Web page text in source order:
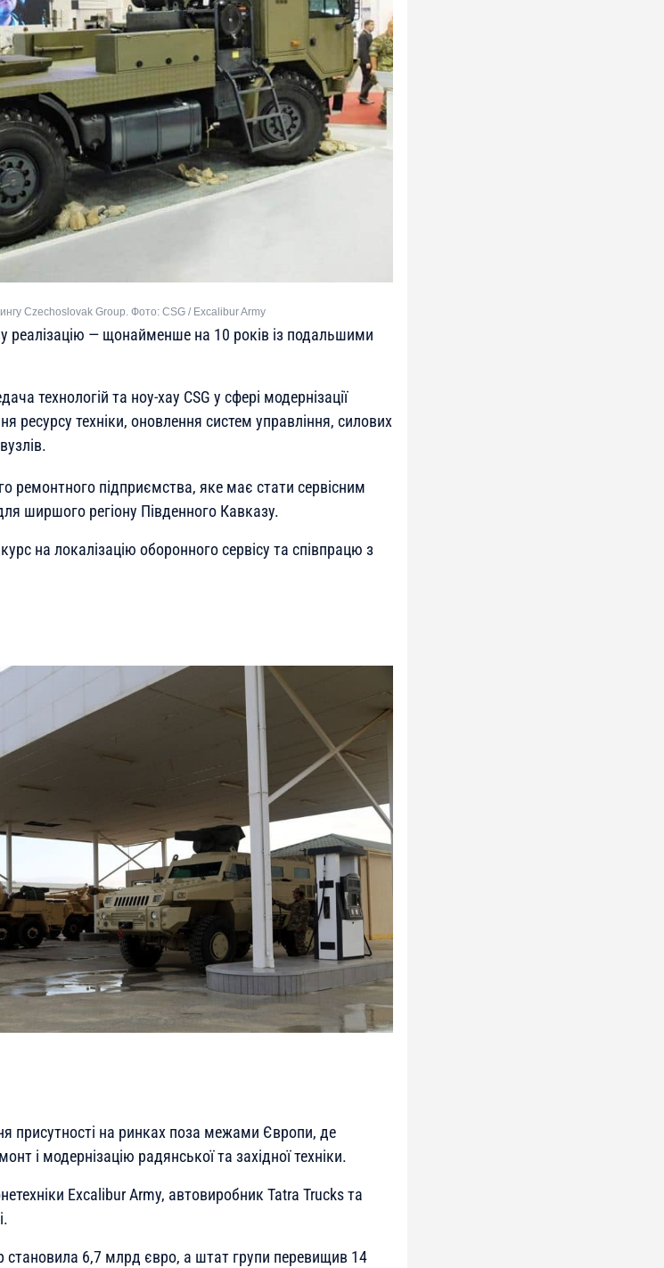
Czechoslovak Group. Фото: CSG / Excalibur Army
реалізацію — щонайменше на 10 років із подальшими
технологій та ноу-хау CSG у сфері модернізації
техніки, оновлення систем управління, силових
ремонтного підприємства, яке має стати сервісним
ширшого регіону Південного Кавказу.
на локалізацію оборонного сервісу та співпрацю з
присутності на ринках поза межами Європи, де
і модернізацію радянської та західної техніки.
Excalibur Army, автовиробник Tatra Trucks та
становила 6,7 млрд євро, а штат групи перевищив 14